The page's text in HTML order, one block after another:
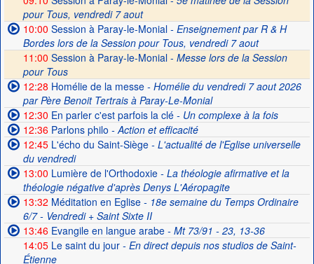
pour Tous, vendredi 7 aout
10:00 Session à Paray-le-Monial- Enseignement par R & H
Bordes lors de la Session pour Tous, vendredi 7 aout
11:00 Session à Paray-le-Monial - Messe lors de la Session
pour Tous
12:28 Homélie de la messe- Homélie du vendredi 7 aout 2026
par Père Benoit Tertrais à Paray-Le-Monial
12:30 En parler c'est parfois la clé- Un complexe à la fois
12:36Parlons philo - Action et efficacité
12:45L'écho du Saint-Siège- L'actualité de l'Eglise universelle
du vendredi
13:00 Lumière de l'Orthodoxie- La théologie afirmative et la
théologie négative d'après Denys L'Aéropagite
13:32 Méditation en Eglise- 18e semaine du Temps Ordinaire
6/7 - Vendredi + Saint Sixte II
13:46Evangile en langue arabe- Mt 73/91 - 23, 13-36
14:05Le saint du jour- En direct depuis nos studios de Saint-
Étienne